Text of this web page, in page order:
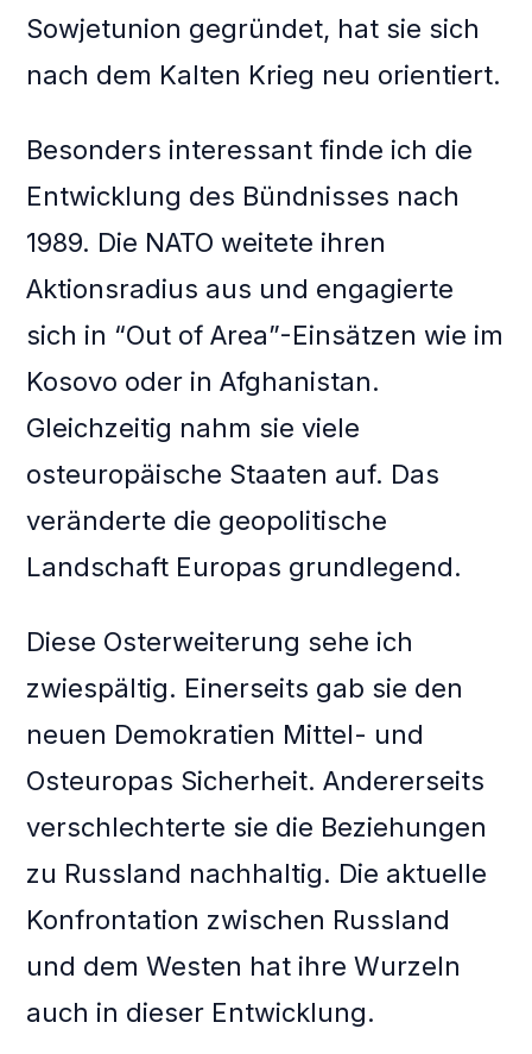
Sowjetunion gegründet, hat sie sich
nach dem Kalten Krieg neu orientiert.
Besonders interessant finde ich die
Entwicklung des Bündnisses nach
1989. Die NATO weitete ihren
Aktionsradius aus und engagierte
sich in “Out of Area”-Einsätzen wie im
Kosovo oder in Afghanistan.
Gleichzeitig nahm sie viele
osteuropäische Staaten auf. Das
veränderte die geopolitische
Landschaft Europas grundlegend.
Diese Osterweiterung sehe ich
zwiespältig. Einerseits gab sie den
neuen Demokratien Mittel- und
Osteuropas Sicherheit. Andererseits
verschlechterte sie die Beziehungen
zu Russland nachhaltig. Die aktuelle
Konfrontation zwischen Russland
und dem Westen hat ihre Wurzeln
auch in dieser Entwicklung.